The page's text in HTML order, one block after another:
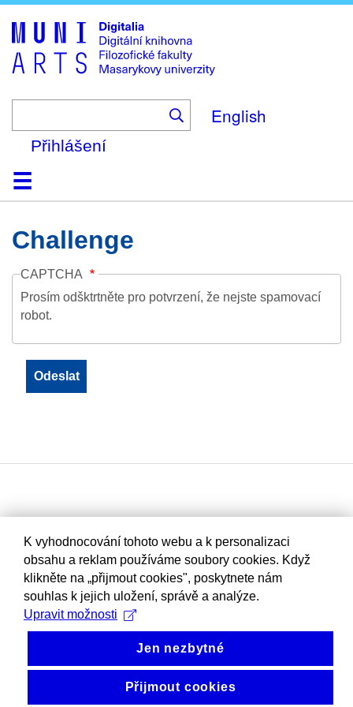
to
main
content
English
Přihlášení
DomůKolekce
Prohlížení
Vyhledávání
O platformě
Nápověda
KontaktDigitalia
Challenge
CAPTCHA
Prosím odšktrtněte pro potvrzení, že nejste spamovací
robot.
K vyhodnocování tohoto webu a k personalizaci
obsahu a reklam používáme soubory cookies. Když
klikněte na „přijmout cookies", poskytnete nám
souhlas k jejich uložení, správě a analýze.
Upravit možnosti
Jen nezbytné
Přijmout cookies